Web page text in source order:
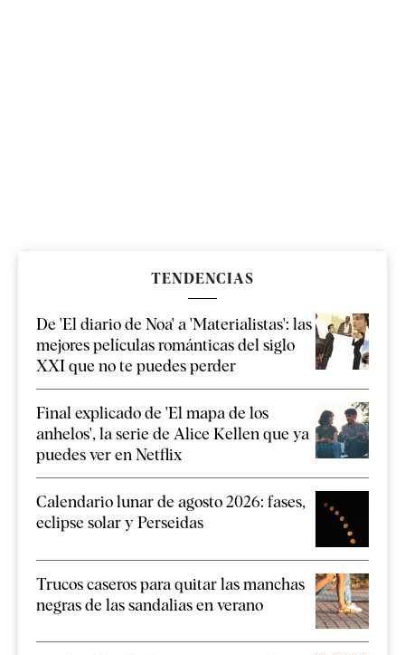
TENDENCIAS
De 'El diario de Noa' a 'Materialistas': las
mejores películas románticas del siglo
XXI que no te puedes perder
Final explicado de 'El mapa de los
anhelos', la serie de Alice Kellen que ya
puedes ver en Netflix
Calendario lunar de agosto 2026: fases,
eclipse solar y Perseidas
Trucos caseros para quitar las manchas
negras de las sandalias en verano